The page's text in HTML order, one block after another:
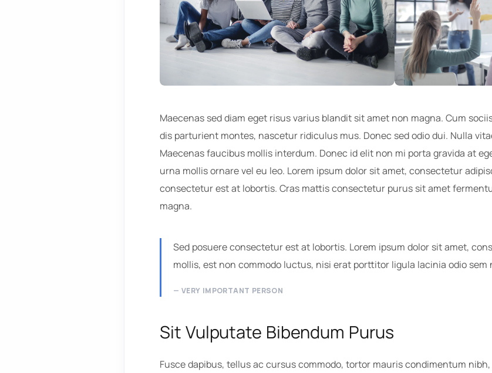
Maecenas sed diam eget risus varius blandit sit amet non magna. Cum
dis parturient montes, nascetur ridiculus mus. Donec sed odio dui. Nulla
Maecenas faucibus mollis interdum. Donec id elit non mi porta gravida at
urna mollis ornare vel eu leo. Lorem ipsum dolor sit amet, consectetur
consectetur est at lobortis. Cras mattis consectetur purus sit amet
magna.
Sed posuere consectetur est at lobortis. Lorem ipsum dolor sit amet,
mollis, est non commodo luctus, nisi erat porttitor ligula lacinia odio sem
VERY IMPORTANT PERSON
Sit Vulputate Bibendum Purus
Fusce dapibus, tellus ac cursus commodo, tortor mauris condimentum